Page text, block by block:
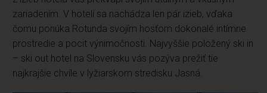
zariadením. V hoteli sa nachádza len pár izieb, vďaka
čomu ponúka Rotunda svojím hosťom dokonalé intímne
prostredie a pocit výnimočnosti. Najvyššie položený ski in
– ski out hotel na Slovensku vás pozýva prežiť tie
najkrajšie chvíle v lyžiarskom stredisku Jasná.